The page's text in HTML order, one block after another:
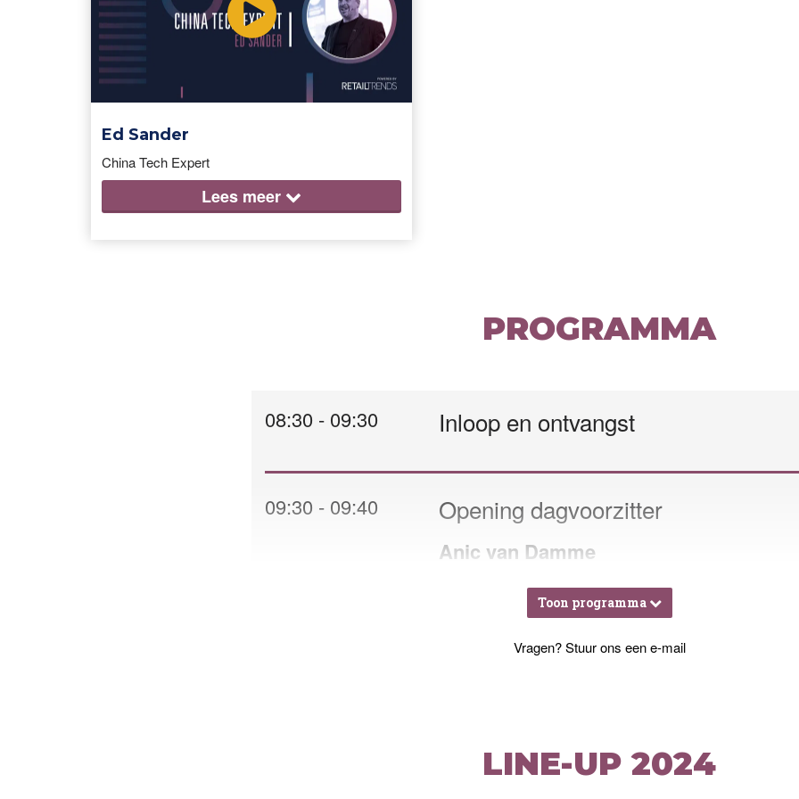
Ed Sander
China Tech Expert
Lees meer
PROGRAMMA
08:30 - 09:30 Inloop en ontvangst
09:30 - 09:40 Opening dagvoorzitter
Anic van Damme
Richard van Hooijdonk
Ed Sander
Toon programma
Vragen?Stuur ons een e-mail
LINE-UP 2024